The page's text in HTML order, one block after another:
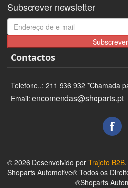
Subscrever newsletter
Subscrever
Contactos
Telefone..: 211 936 932 *Chamada
Email: encomendas@shoparts.pt
© 2026 Desenvolvido por Trajeto B2B.
Shoparts Automotive® Todos os
®Shoparts